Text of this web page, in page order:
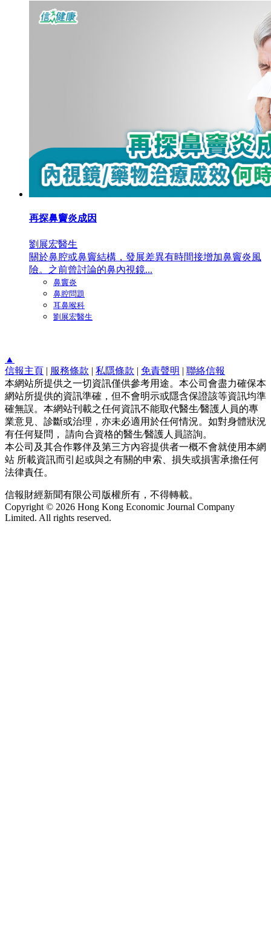
再探鼻竇炎成因
劉展宏醫生
關於鼻腔或鼻竇結構，發展差異有時間接增加鼻竇炎風
險。之前曾討論的鼻內視鏡...
鼻竇炎
鼻腔問題
耳鼻喉科
劉展宏醫生
▲
信報主頁 | 服務條款 | 私隱條款 | 免責聲明 | 聯絡信報
本網站所提供之一切資訊僅供參考用途。本公司會盡力確保本
網站所提供的資訊準確，但不會明示或隱含保證該等資訊均準
確無誤。本網站刊載之任何資訊不能取代醫生∕醫護人員的專
業意見、診斷或治理，亦未必適用於任何情況。如對身體狀況
有任何疑問， 請向合資格的醫生∕醫護人員諮詢。
本公司及其合作夥伴及第三方內容提供者一概不會就使用本網
站 所載資訊而引起或與之有關的申索、損失或損害承擔任何
法律責任。
信報財經新聞有限公司版權所有，不得轉載。
Copyright © 2026 Hong Kong Economic Journal Company
Limited. All rights reserved.